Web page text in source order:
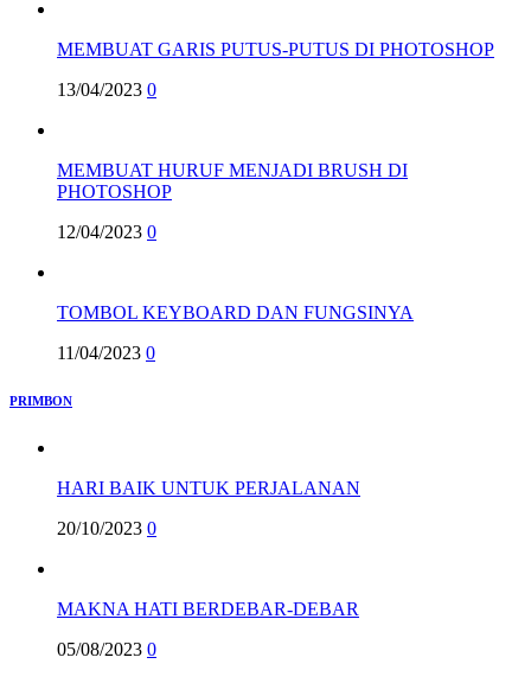
MEMBUAT GARIS PUTUS-PUTUS DI PHOTOSHOP
13/04/2023 0
MEMBUAT HURUF MENJADI BRUSH DI
PHOTOSHOP
12/04/2023 0
TOMBOL KEYBOARD DAN FUNGSINYA
11/04/2023 0
PRIMBON
HARI BAIK UNTUK PERJALANAN
20/10/2023 0
MAKNA HATI BERDEBAR-DEBAR
05/08/2023 0